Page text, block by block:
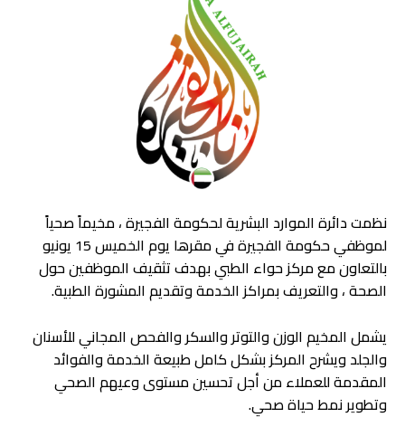
نظمت دائرة الموارد البشرية لحكومة الفجيرة ، مخيماً صحياً
لموظفي حكومة الفجيرة في مقرها يوم الخميس 15 يونيو
بالتعاون مع مركز حواء الطبي بهدف تثقيف الموظفين حول
الصحة ، والتعريف بمراكز الخدمة وتقديم المشورة الطبية.
يشمل المخيم الوزن والتوتر والسكر والفحص المجاني للأسنان
والجلد ويشرح المركز بشكل كامل طبيعة الخدمة والفوائد
المقدمة للعملاء من أجل تحسين مستوى وعيهم الصحي
وتطوير نمط حياة صحي.